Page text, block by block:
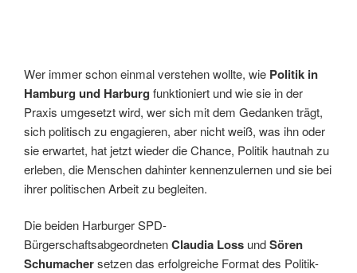
Wer immer schon einmal verstehen wollte, wie Politik in
Hamburg und Harburg funktioniert und wie sie in der
Praxis umgesetzt wird, wer sich mit dem Gedanken trägt,
sich politisch zu engagieren, aber nicht weiß, was ihn oder
sie erwartet, hat jetzt wieder die Chance, Politik hautnah zu
erleben, die Menschen dahinter kennenzulernen und sie bei
ihrer politischen Arbeit zu begleiten.
Die beiden Harburger SPD-
BürgerschaftsabgeordnetenClaudia Loss undSören
Schumachersetzen das erfolgreiche Format des Politik-